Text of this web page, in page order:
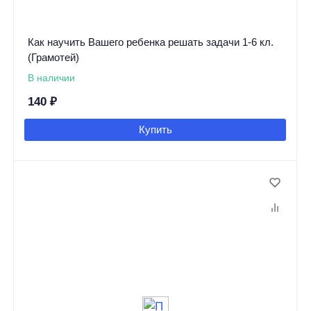
Как научить Вашего ребенка решать задачи 1-6 кл.
(Грамотей)
В наличии
140 ₽
Купить